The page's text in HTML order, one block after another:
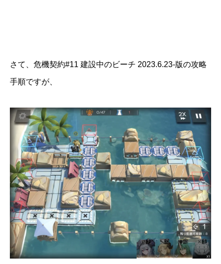
さて、危機契約#11 建設中のビーチ 2023.6.23-版の攻略
手順ですが、